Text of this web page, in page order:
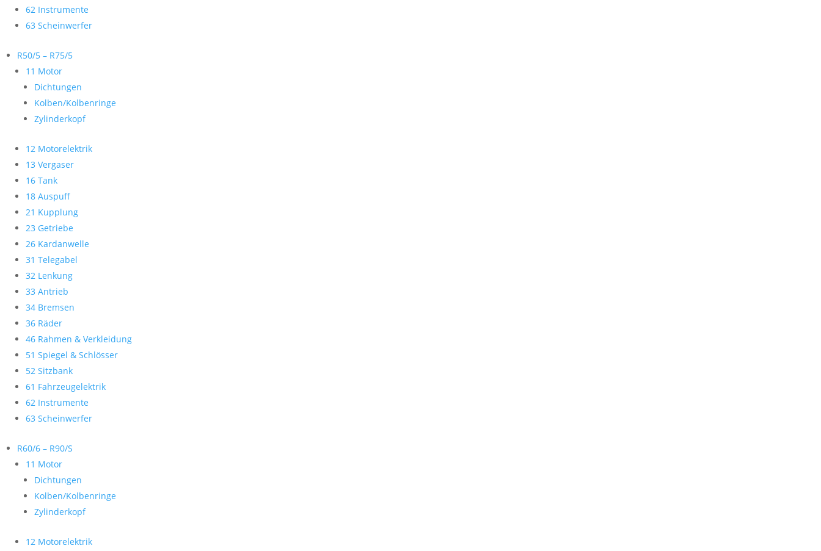
62 Instrumente
63 Scheinwerfer
R50/5 – R75/5
11 Motor
Dichtungen
Kolben/Kolbenringe
Zylinderkopf
12 Motorelektrik
13 Vergaser
16 Tank
18 Auspuff
21 Kupplung
23 Getriebe
26 Kardanwelle
31 Telegabel
32 Lenkung
33 Antrieb
34 Bremsen
36 Räder
46 Rahmen & Verkleidung
51 Spiegel & Schlösser
52 Sitzbank
61 Fahrzeugelektrik
62 Instrumente
63 Scheinwerfer
R60/6 – R90/S
11 Motor
Dichtungen
Kolben/Kolbenringe
Zylinderkopf
12 Motorelektrik